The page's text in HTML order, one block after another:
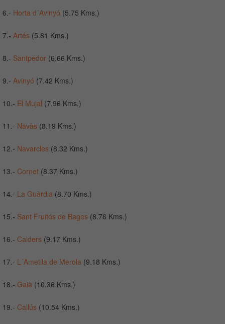
6.- Horta d´Avinyó (5.75 Kms.)
7.- Artés (5.81 Kms.)
8.- Santpedor (6.66 Kms.)
9.- Avinyó (7.42 Kms.)
10.- El Mujal (7.96 Kms.)
11.- Navàs (8.19 Kms.)
12.- Navarcles (8.32 Kms.)
13.- Cornet (8.37 Kms.)
14.- La Guàrdia (8.70 Kms.)
15.- Sant Fruitós de Bages (8.76 Kms.)
16.- Calders (9.17 Kms.)
17.- L´Ametlla de Merola (9.18 Kms.)
18.- Gaià (10.36 Kms.)
19.- Callús (10.54 Kms.)